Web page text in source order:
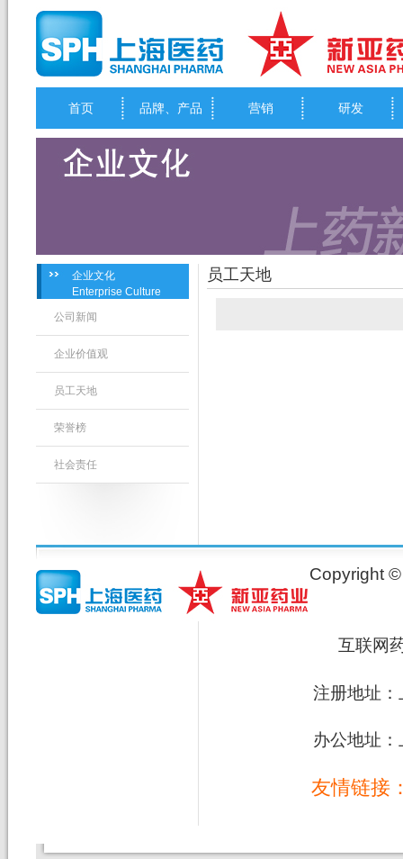
首页 品牌、产品 营销 研发
企业文化
Enterprise Culture
公司新闻
企业价值观
员工天地
荣誉榜
社会责任
员工天地
Copyright
互联网
注册地址
办公地址
友情链